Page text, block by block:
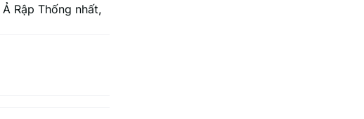
Rập Thống nhất,